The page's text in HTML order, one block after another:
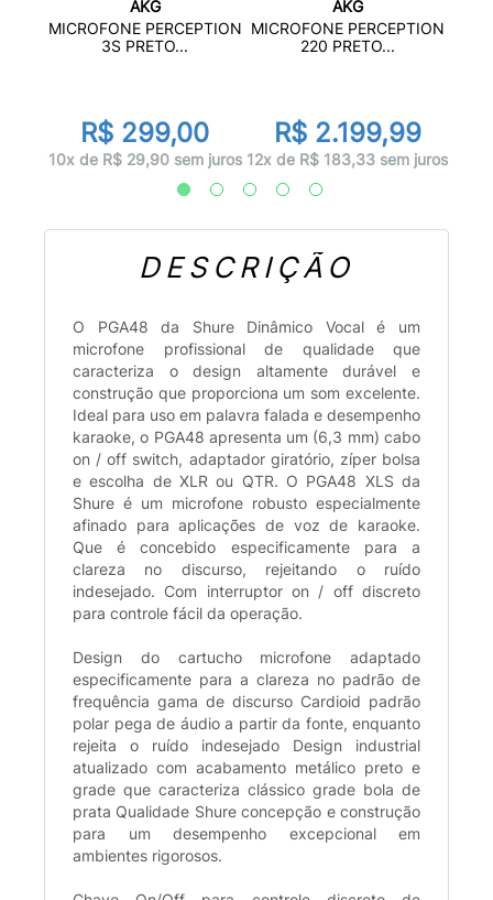
AKG
MICROFONE PERCEPTION
3S PRETO...
R$ 299,00
10x de R$ 29,90 sem juros
AKG
MICROFONE PERCEPTION
220 PRETO...
R$ 2.199,99
12x de R$ 183,33 sem juros
DESCRIÇÃO
O PGA48 da Shure Dinâmico Vocal é um
microfone profissional de qualidade que
caracteriza o design altamente durável e
construção que proporciona um som excelente.
Ideal para uso em palavra falada e desempenho
karaoke, o PGA48 apresenta um (6,3 mm) cabo
on / off switch, adaptador giratório, zíper bolsa
e escolha de XLR ou QTR. O PGA48 XLS da
Shure é um microfone robusto especialmente
afinado para aplicações de voz de karaoke.
Que é concebido especificamente para a
clareza no discurso, rejeitando o ruído
indesejado. Com interruptor on / off discreto
para controle fácil da operação.
Design do cartucho microfone adaptado
especificamente para a clareza no padrão de
frequência gama de discurso Cardioid padrão
polar pega de áudio a partir da fonte, enquanto
rejeita o ruído indesejado Design industrial
atualizado com acabamento metálico preto e
grade que caracteriza clássico grade bola de
prata Qualidade Shure concepção e construção
para um desempenho excepcional em
ambientes rigorosos.